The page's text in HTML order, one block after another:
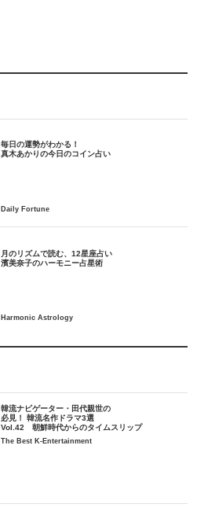
毎日の運勢がわかる！
月のリズムで読む、12星座占い
韓流ナビゲーター・田代親世の
必見！ 韓流名作ドラマ3選
Vol.42 朝鮮時代からのタイムスリップ
The Best K-Entertainment